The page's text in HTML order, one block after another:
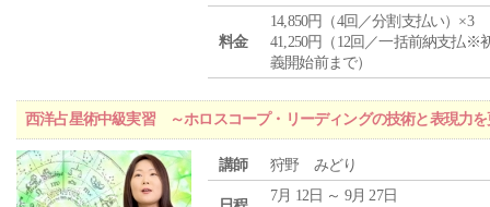
料金
14,850円（4回／分割支払い）×3
41,250円（12回／一括前納支払※
義開始前まで）
西洋占星術中級実習 ～ホロスコープ・リーディングの技術と表現力
講師 狩野 みどり
7月 12日 ～ 9月 27日